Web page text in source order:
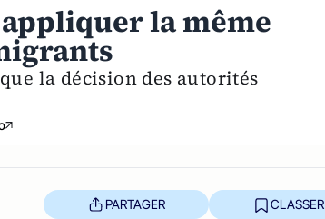
la même
la décision des autorités
PARTAGER CLASSER